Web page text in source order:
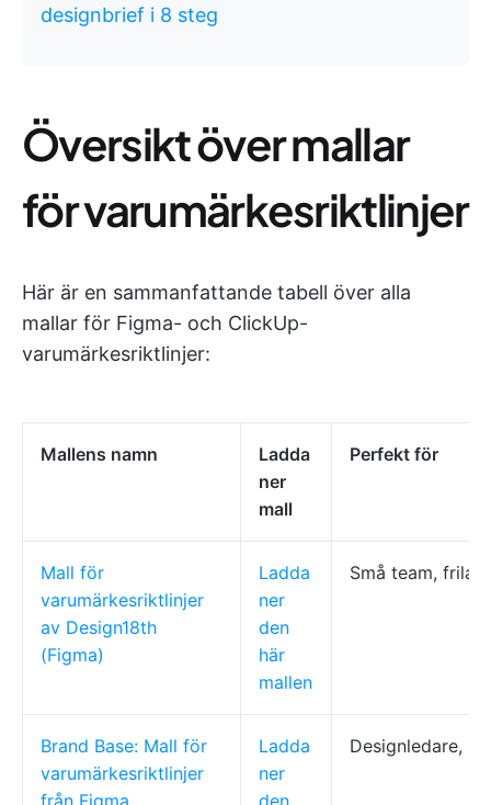
designbrief i 8 steg
Översikt över mallar
för varumärkesriktlinjer
Här är en sammanfattande tabell över alla
mallar för Figma- och ClickUp-
varumärkesriktlinjer:
Mallens namn
Ladda
ner
mall
Perfekt för
Mall för
varumärkesriktlinjer
av Design18th
(Figma)
Ladda
ner
den
här
mallen
Små team,
Brand Base: Mall för
varumärkesriktlinjer
från Figma
Ladda
ner
den
Designledare,